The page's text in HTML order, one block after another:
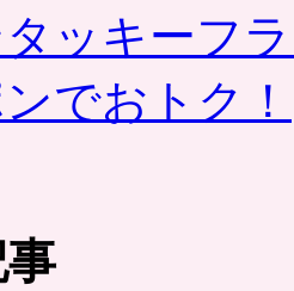
タッキーフ
でおトク！